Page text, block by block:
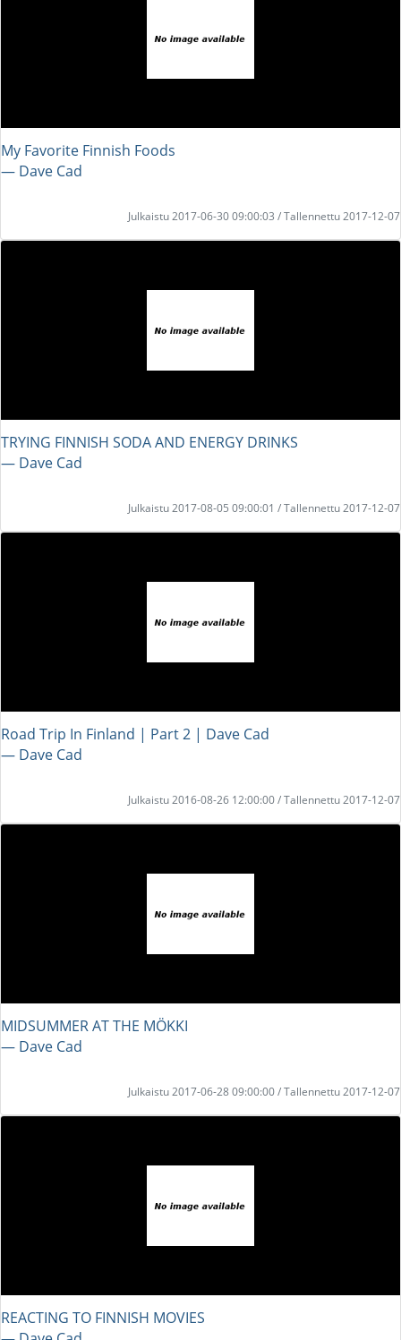
My Favorite Finnish Foods
― Dave Cad
Julkaistu 2017-06-30 09:00:03 / Tallennettu 2017-12-07
TRYING FINNISH SODA AND ENERGY DRINKS
― Dave Cad
Julkaistu 2017-08-05 09:00:01 / Tallennettu 2017-12-07
Road Trip In Finland | Part 2 | Dave Cad
― Dave Cad
Julkaistu 2016-08-26 12:00:00 / Tallennettu 2017-12-07
MIDSUMMER AT THE MÖKKI
― Dave Cad
Julkaistu 2017-06-28 09:00:00 / Tallennettu 2017-12-07
REACTING TO FINNISH MOVIES